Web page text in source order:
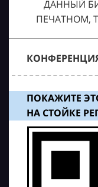
ДАННЫЙ
ПЕЧАТНОМ,
ПОКАЖИТЕ
НА СТОЙКЕ